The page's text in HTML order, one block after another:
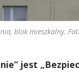
blok mieszkalny.
jest